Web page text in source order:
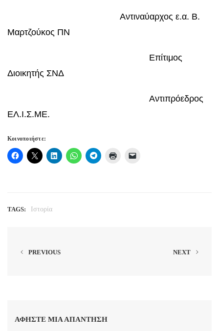
Αντιναύαρχος ε.α. Β.
Μαρτζούκος ΠΝ
Επίτιμος
Διοικητής ΣΝΔ
Αντιπρόεδρος
ΕΛ.Ι.Σ.ΜΕ.
Κοινοποιήστε:
TAGS: Ιστορία
PREVIOUS NEXT
ΑΦΉΣΤΕ ΜΙΑ ΑΠΆΝΤΗΣΗ